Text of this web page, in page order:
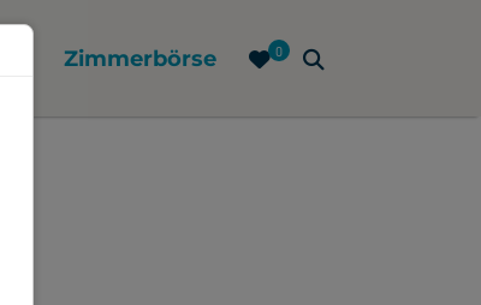
Zimmerbörse 0